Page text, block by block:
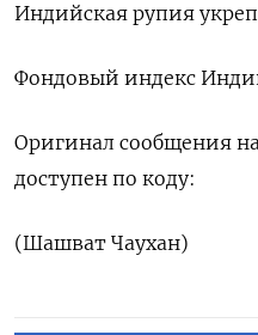
Индийская рупия
Фондовый индекс
Оригинал сообщения
доступен по коду:
(Шашват Чаухан)